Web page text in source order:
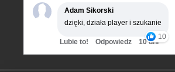
Adam Sikorski
dzięki, działa player i szukanie
10
Lubie to! Odpowiedz 10 dni